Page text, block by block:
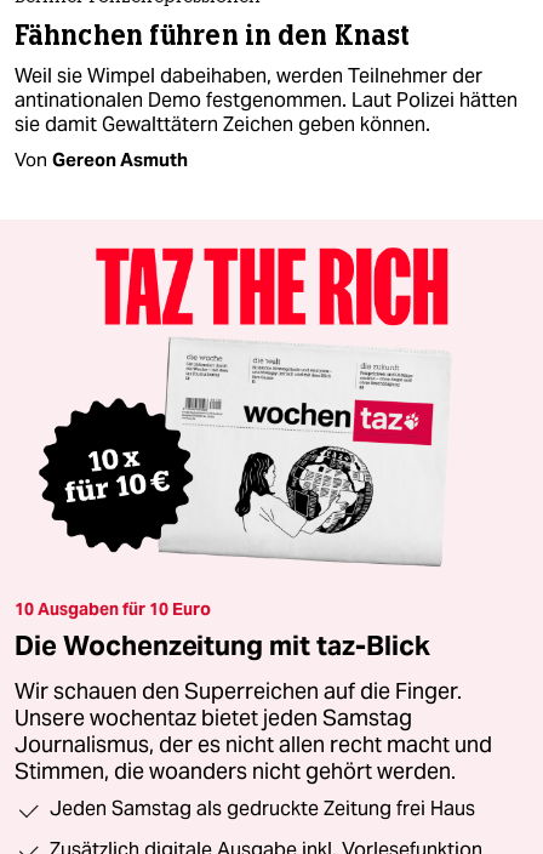
Fähnchen führen in den Knast
Weil sie Wimpel dabeihaben, werden Teilnehmer der
antinationalen Demo festgenommen. Laut Polizei hätten
sie damit Gewalttätern Zeichen geben können.
Von Gereon Asmuth
10 Ausgaben für 10 Euro
Die Wochenzeitung mit taz-Blick
Wir schauen den Superreichen auf die Finger.
Unsere wochentaz bietet jeden Samstag
Journalismus, der es nicht allen recht macht und
Stimmen, die woanders nicht gehört werden.
Jeden Samstag als gedruckte Zeitung frei Haus